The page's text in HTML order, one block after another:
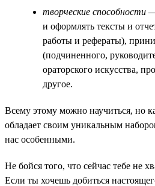
творческие способности
и оформлять тексты и
работы и рефераты),
(подчиненного,
ораторского искусства,
другое.
Всему этому можно научиться, но
обладает своим уникальным
нас особенными.
Не бойся того, что сейчас тебе не
Если ты хочешь добиться